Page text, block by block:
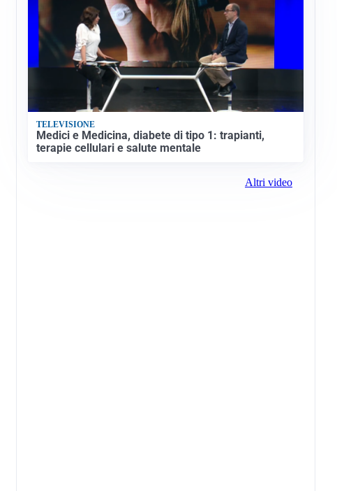
TELEVISIONE
Medici e Medicina, diabete di tipo 1: trapianti,
terapie cellulari e salute mentale
Altri video